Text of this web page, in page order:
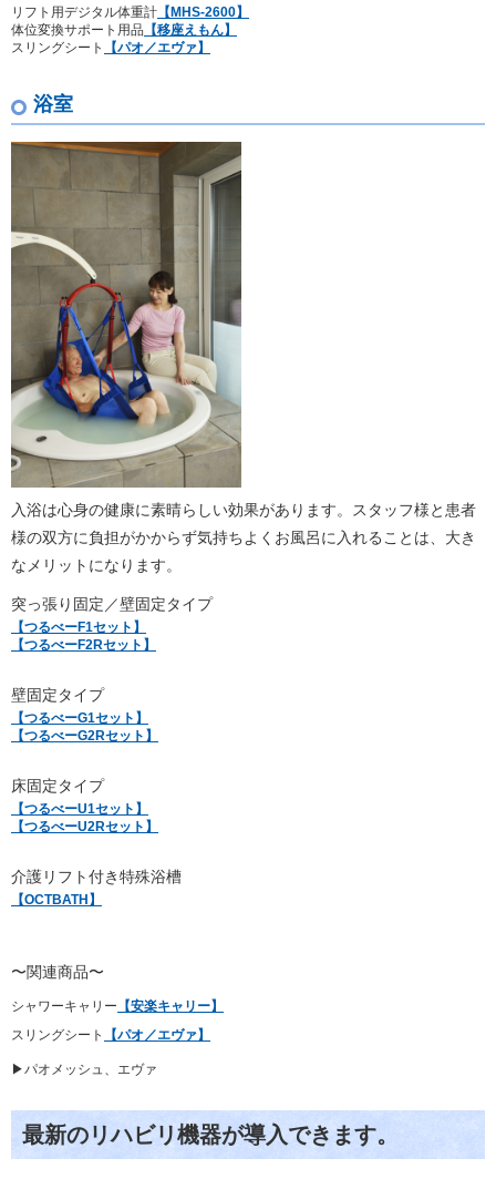
リフト用デジタル体重計 【MHS-2600】
体位変換サポート用品 【移座えもん】
スリングシート
【パオ／エヴァ】
浴室
入浴は心身の健康に素晴らしい効果があります。スタッフ様と患者
様の双方に負担がかからず気持ちよくお風呂に入れることは、大き
なメリットになります。
突っ張り固定／壁固定タイプ
【つるべーF1セット】
【つるべーF2Rセット】
壁固定タイプ
【つるべーG1セット】
【つるべーG2Rセット】
床固定タイプ
【つるべーU1セット】
【つるべーU2Rセット】
介護リフト付き特殊浴槽
【OCTBATH】
〜関連商品〜
シャワーキャリー 【安楽キャリー】
スリングシート
【パオ／エヴァ】
▶パオメッシュ、エヴァ
最新のリハビリ機器が導入できます。